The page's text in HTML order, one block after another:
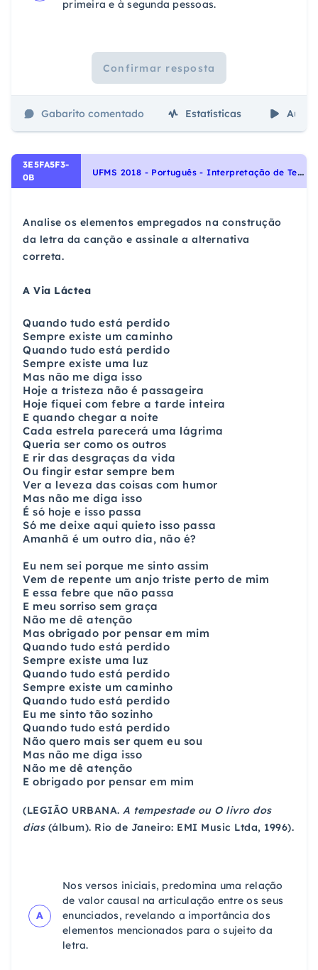
primeira e à segunda pessoas.
Confirmar resposta
Gabarito comentado Estatísticas Aulas
3E5FA5F3-
0B
U
FMS 2018 - Português - Interpretação de Textos, Figuras de Linguagem, Noções Gerais de Compreensão e Interpretação de Texto
Analise os elementos empregados na construção
da letra da canção e assinale a alternativa
correta.
A Via Láctea
Quando tudo está perdido
Sempre existe um caminho
Quando tudo está perdido
Sempre existe uma luz
Mas não me diga isso
Hoje a tristeza não é passageira
Hoje fiquei com febre a tarde inteira
E quando chegar a noite
Cada estrela parecerá uma lágrima
Queria ser como os outros
E rir das desgraças da vida
Ou fingir estar sempre bem
Ver a leveza das coisas com humor
Mas não me diga isso
É só hoje e isso passa
Só me deixe aqui quieto isso passa
Amanhã é um outro dia, não é?
Eu nem sei porque me sinto assim
Vem de repente um anjo triste perto de mim
E essa febre que não passa
E meu sorriso sem graça
Não me dê atenção
Mas obrigado por pensar em mim
Quando tudo está perdido
Sempre existe uma luz
Quando tudo está perdido
Sempre existe um caminho
Quando tudo está perdido
Eu me sinto tão sozinho
Quando tudo está perdido
Não quero mais ser quem eu sou
Mas não me diga isso
Não me dê atenção
E obrigado por pensar em mim
(LEGIÃO URBANA. A tempestade ou O livro dos
dias(álbum). Rio de Janeiro: EMI Music Ltda, 1996).
A
Nos versos iniciais, predomina uma relação
de valor causal na articulação entre os seus
enunciados, revelando a importância dos
elementos mencionados para o sujeito da
letra.